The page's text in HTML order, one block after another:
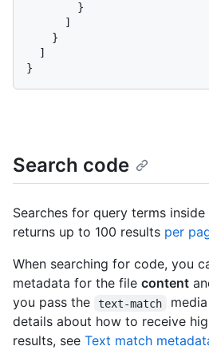
}
]
}
]
}
Search code
Searches for query terms
returns up to 100 results per
When searching for code, you
metadata for the file content
you pass the
text-match
details about how to receive
results, see Text match